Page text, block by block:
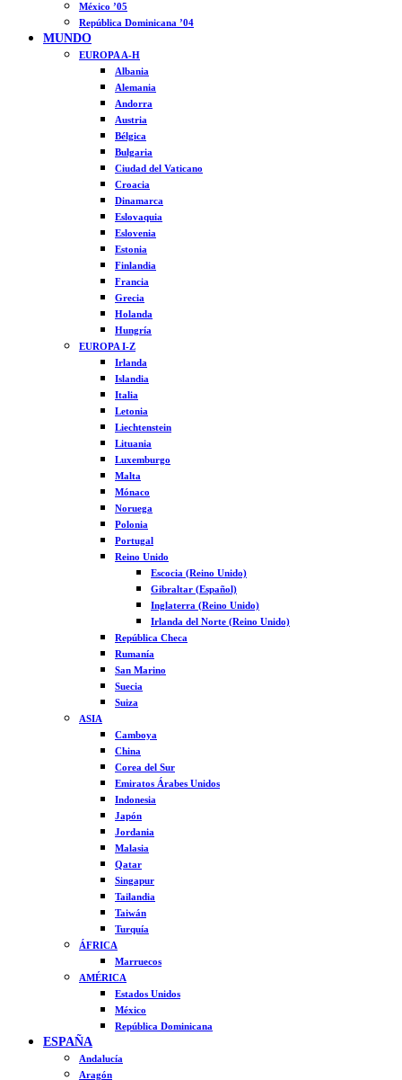
México ’05
República Dominicana ’04
MUNDO
EUROPA A-H
Albania
Alemania
Andorra
Austria
Bélgica
Bulgaria
Ciudad del Vaticano
Croacia
Dinamarca
Eslovaquia
Eslovenia
Estonia
Finlandia
Francia
Grecia
Holanda
Hungría
EUROPA I-Z
Irlanda
Islandia
Italia
Letonia
Liechtenstein
Lituania
Luxemburgo
Malta
Mónaco
Noruega
Polonia
Portugal
Reino Unido
Escocia (Reino Unido)
Gibraltar (Español)
Inglaterra (Reino Unido)
Irlanda del Norte (Reino Unido)
República Checa
Rumanía
San Marino
Suecia
Suiza
ASIA
Camboya
China
Corea del Sur
Emiratos Árabes Unidos
Indonesia
Japón
Jordania
Malasia
Qatar
Singapur
Tailandia
Taiwán
Turquía
ÁFRICA
Marruecos
AMÉRICA
Estados Unidos
México
República Dominicana
ESPAÑA
Andalucía
Aragón